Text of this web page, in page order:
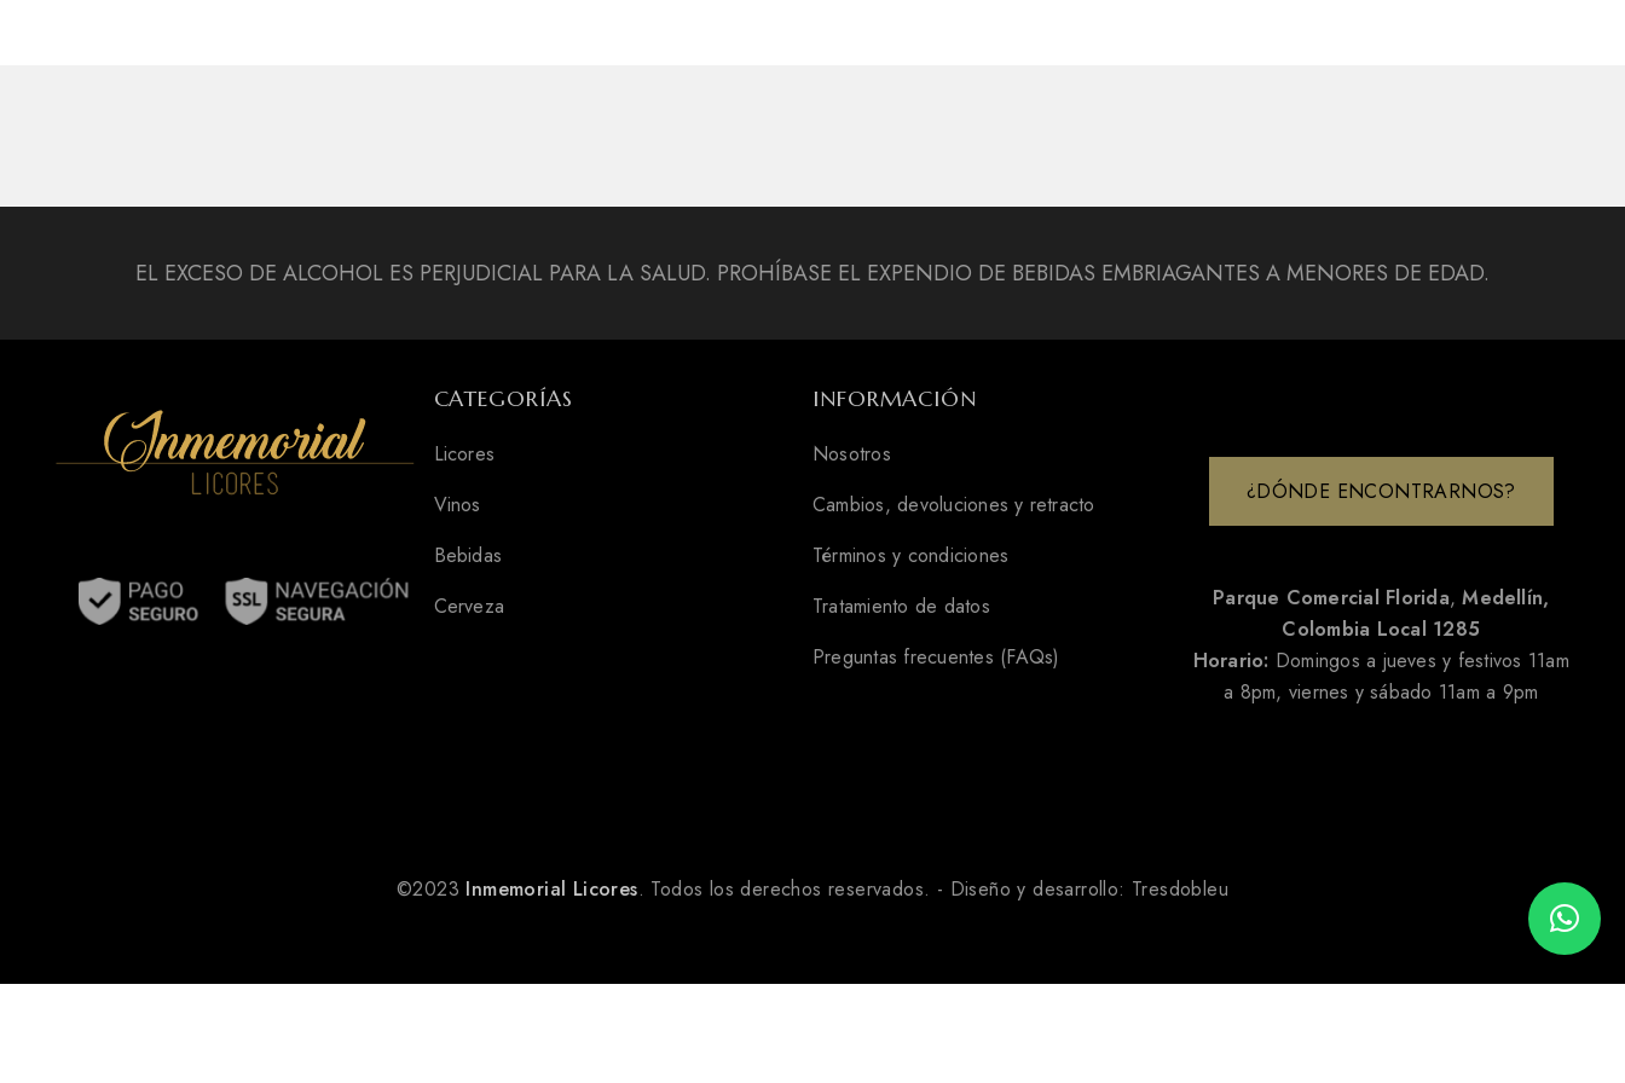
EL EXCESO DE ALCOHOL ES PERJUDICIAL PARA LA SALUD. PROHÍBASE EL EXPENDIO DE BEBIDAS EMBRIAGANTES A MENORES DE EDAD.
CATEGORÍAS
Licores
Vinos
Bebidas
Cerveza
INFORMACIÓN
Nosotros
Cambios, devoluciones y retracto
Términos y condiciones
Tratamiento de datos
Preguntas frecuentes (FAQs)
¿DÓNDE ENCONTRARNOS?
Parque Comercial Florida,Medellín,
Colombia Local 1285
Horario: Domingos a jueves y festivos 11am
a 8pm, viernes y sábado 11am a 9pm
©2023 Inmemorial Licores. Todos los derechos reservados. - Diseño y desarrollo: Tresdobleu